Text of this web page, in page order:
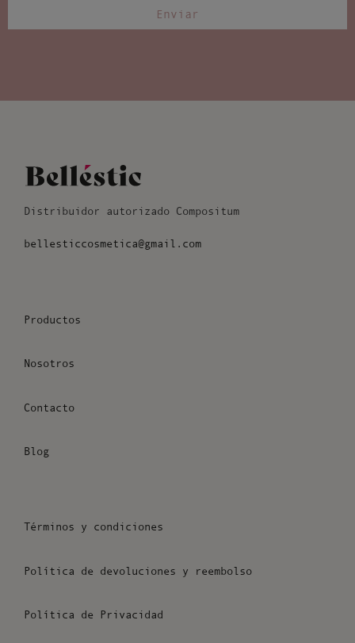
Enviar
Distribuidor autorizado Compositum
bellesticcosmetica@gmail.com
Productos
Nosotros
Contacto
Blog
Términos y condiciones
Política de devoluciones y reembolso
Política de Privacidad